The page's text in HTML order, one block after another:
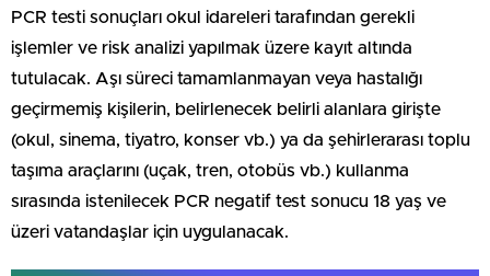
PCR testi sonuçları okul idareleri tarafından gerekli
işlemler ve risk analizi yapılmak üzere kayıt altında
tutulacak. Aşı süreci tamamlanmayan veya hastalığı
geçirmemiş kişilerin, belirlenecek belirli alanlara girişte
(okul, sinema, tiyatro, konser vb.) ya da şehirlerarası toplu
taşıma araçlarını (uçak, tren, otobüs vb.) kullanma
sırasında istenilecek PCR negatif test sonucu 18 yaş ve
üzeri vatandaşlar için uygulanacak.